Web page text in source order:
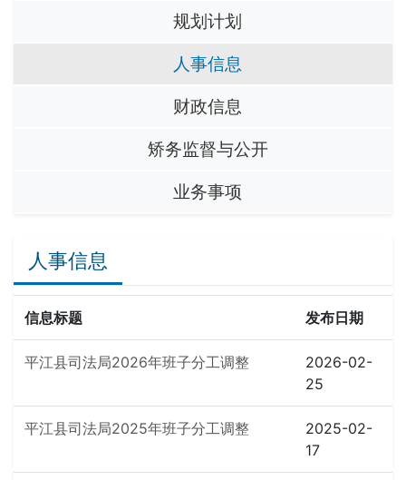
规划计划
人事信息
财政信息
矫务监督与公开
业务事项
人事信息
信息标题 发布日期
平江县司法局2026年班子分工调整
2026-02-
25
平江县司法局2025年班子分工调整
2025-02-
17